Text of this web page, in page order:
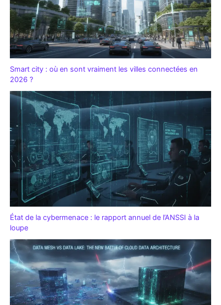
Smart city : où en sont vraiment les villes connectées en
2026 ?
État de la cybermenace : le rapport annuel de l’ANSSI à la
loupe